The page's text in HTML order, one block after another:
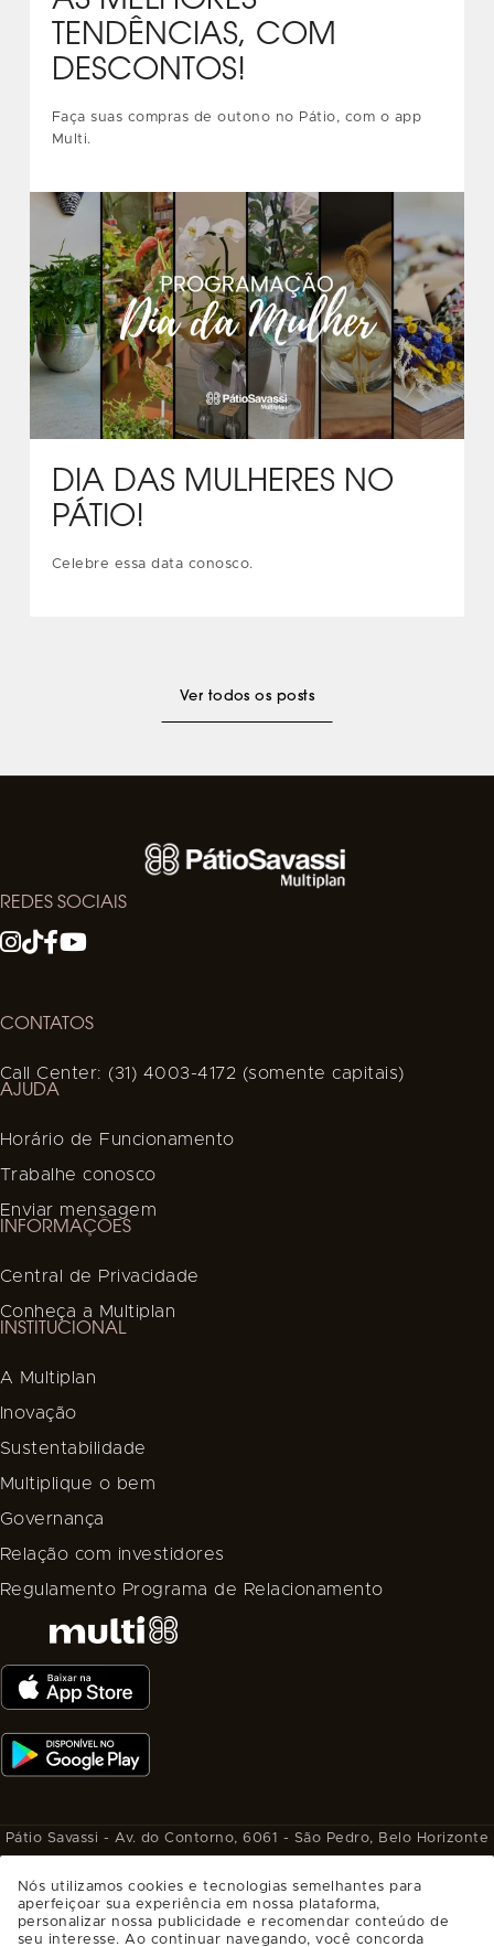
Ver todos os posts
TENDÊNCIAS, COM
DESCONTOS!
Faça suas compras de outono no Pátio, com o app
Multi.
DIA DAS MULHERES NO
PÁTIO!
Celebre essa data conosco.
REDES SOCIAIS
CONTATOS
Call Center: (31) 4003-4172 (somente capitais)
AJUDA
Horário de Funcionamento
Trabalhe conosco
Enviar mensagem
INFORMAÇÕES
Central de Privacidade
Conheça a Multiplan
INSTITUCIONAL
A Multiplan
Inovação
Sustentabilidade
Multiplique o bem
Governança
Relação com investidores
Regulamento Programa de Relacionamento
Pátio Savassi - Av. do Contorno, 6061 - São Pedro, Belo Horizonte
SAIBA COMO CHEGAR
Administrado por
Nós utilizamos cookies e tecnologias semelhantes para
aperfeiçoar sua experiência em nossa plataforma,
personalizar nossa publicidade e recomendar conteúdo de
seu interesse. Ao continuar navegando, você concorda